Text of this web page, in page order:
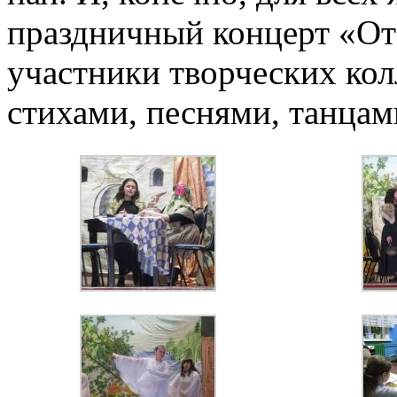
праздничный концерт
участники творческих
стихами, песнями,